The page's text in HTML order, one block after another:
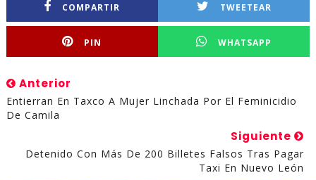
COMPARTIR TWEETEAR
PIN WHATSAPP
Anterior
Entierran En Taxco A Mujer Linchada Por El Feminicidio
De Camila
Siguiente
Detenido Con Más De 200 Billetes Falsos Tras Pagar
Taxi En Nuevo León